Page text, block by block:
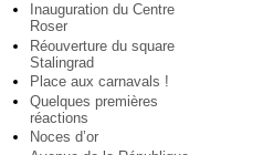
Inauguration du Centre
Roser
Réouverture du square
Stalingrad
Place aux carnavals !
Quelques premières
réactions
Noces d’or